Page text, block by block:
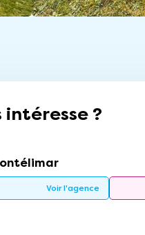
?
Voir l'agence